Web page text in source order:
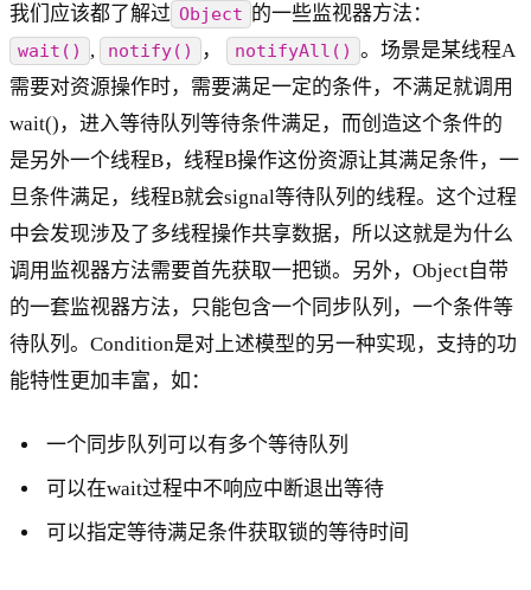
我们应该都了解过 Object 的一些监视器方法：
wait() , notify() ， notifyAll() 。场景是某线程A
需要对资源操作时，需要满足一定的条件，不满足就调用
wait()，进入等待队列等待条件满足，而创造这个条件的
是另外一个线程B，线程B操作这份资源让其满足条件，一
旦条件满足，线程B就会signal等待队列的线程。这个过程
中会发现涉及了多线程操作共享数据，所以这就是为什么
调用监视器方法需要首先获取一把锁。另外，Object自带
的一套监视器方法，只能包含一个同步队列，一个条件等
待队列。Condition是对上述模型的另一种实现，支持的功
能特性更加丰富，如：
一个同步队列可以有多个等待队列
可以在wait过程中不响应中断退出等待
可以指定等待满足条件获取锁的等待时间